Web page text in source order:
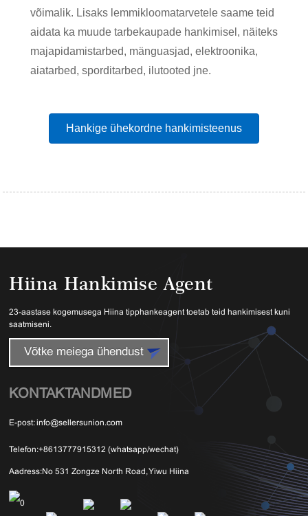
võimalik. Lisaks lemmikloomatarvetele saame teid
aidata ka muude tarbekaupade hankimisel, näiteks
majapidamistarbed, mänguasjad, elektroonika,
aiatarbed, sporditarbed, ilutooted jne.
Hankige ühekordne hankimisteenus
Hiina Hankimise Agent
23-aastase kogemusega Hiina tipphankeagent toetab teid hankimisest kuni
saatmiseni.
Võtke meiega ühendust
KONTAKTANDMED
E-post: info@sellersunion.com
Telefon:+8613777915312 (whatsapp/wechat)
Aadress:No 531 Zongze North Road, Yiwu Hiina